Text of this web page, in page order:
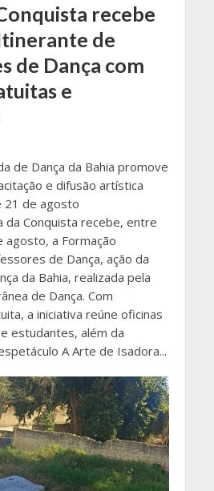
recebe
de
de Dança com
e
de Dança da Bahia promove
e difusão artística
21 de agosto
da Conquista recebe, entre
agosto, a Formação
de Dança, ação da
da Bahia, realizada pela
de Dança. Com
a iniciativa reúne oficinas
estudantes, além da
A Arte de Isadora...